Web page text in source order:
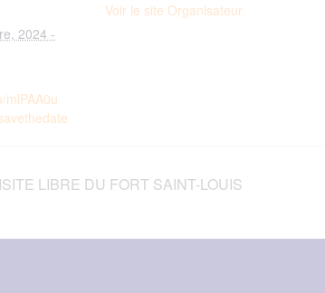
2024 -
mlPAA0u
Voir le site Organisateur
LIBRE DU FORT SAINT-LOUIS